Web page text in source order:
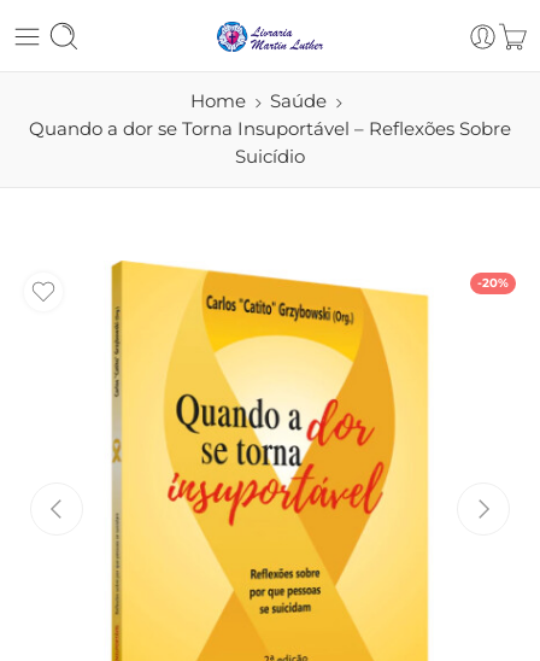
Home
Saúde
Quando a dor se Torna Insuportável – Reflexões Sobre
Suicídio
-20%